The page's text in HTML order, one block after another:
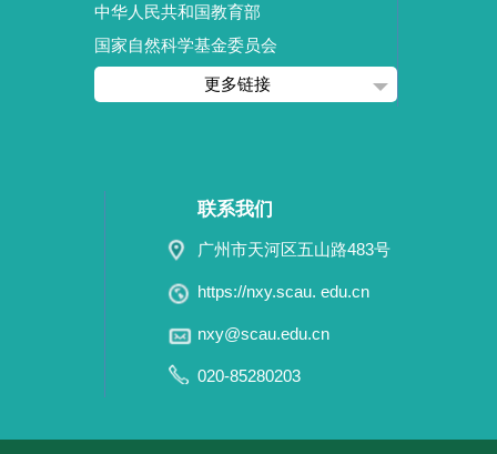
中华人民共和国教育部
国家自然科学基金委员会
更多链接
联系我们
广州市天河区五山路483号
https://nxy.scau. edu.cn
nxy@scau.edu.cn
020-85280203